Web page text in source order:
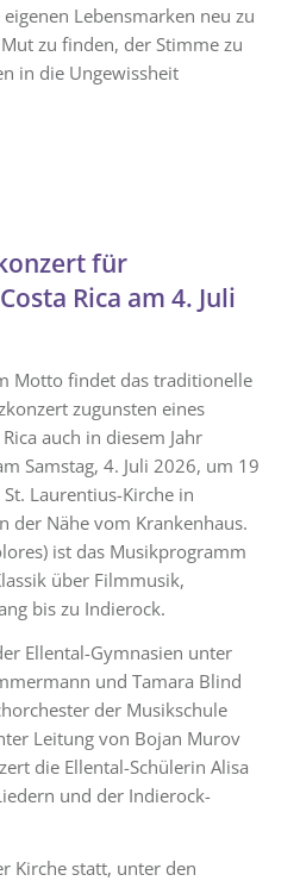
Lebensmarken neu zu
zu finden, der Stimme zu
in die Ungewissheit
für
Rica am 4. Juli
Motto findet das traditionelle
zugunsten eines
auch in diesem Jahr
Samstag, 4. Juli 2026, um 19
Laurentius-Kirche in
der Nähe vom Krankenhaus.
ist das Musikprogramm
über Filmmusik,
bis zu Indierock.
Ellental-Gymnasien unter
und Tamara Blind
der Musikschule
Leitung von Bojan Murov
die Ellental-Schülerin Alisa
und der Indierock-
Kirche statt, unter den